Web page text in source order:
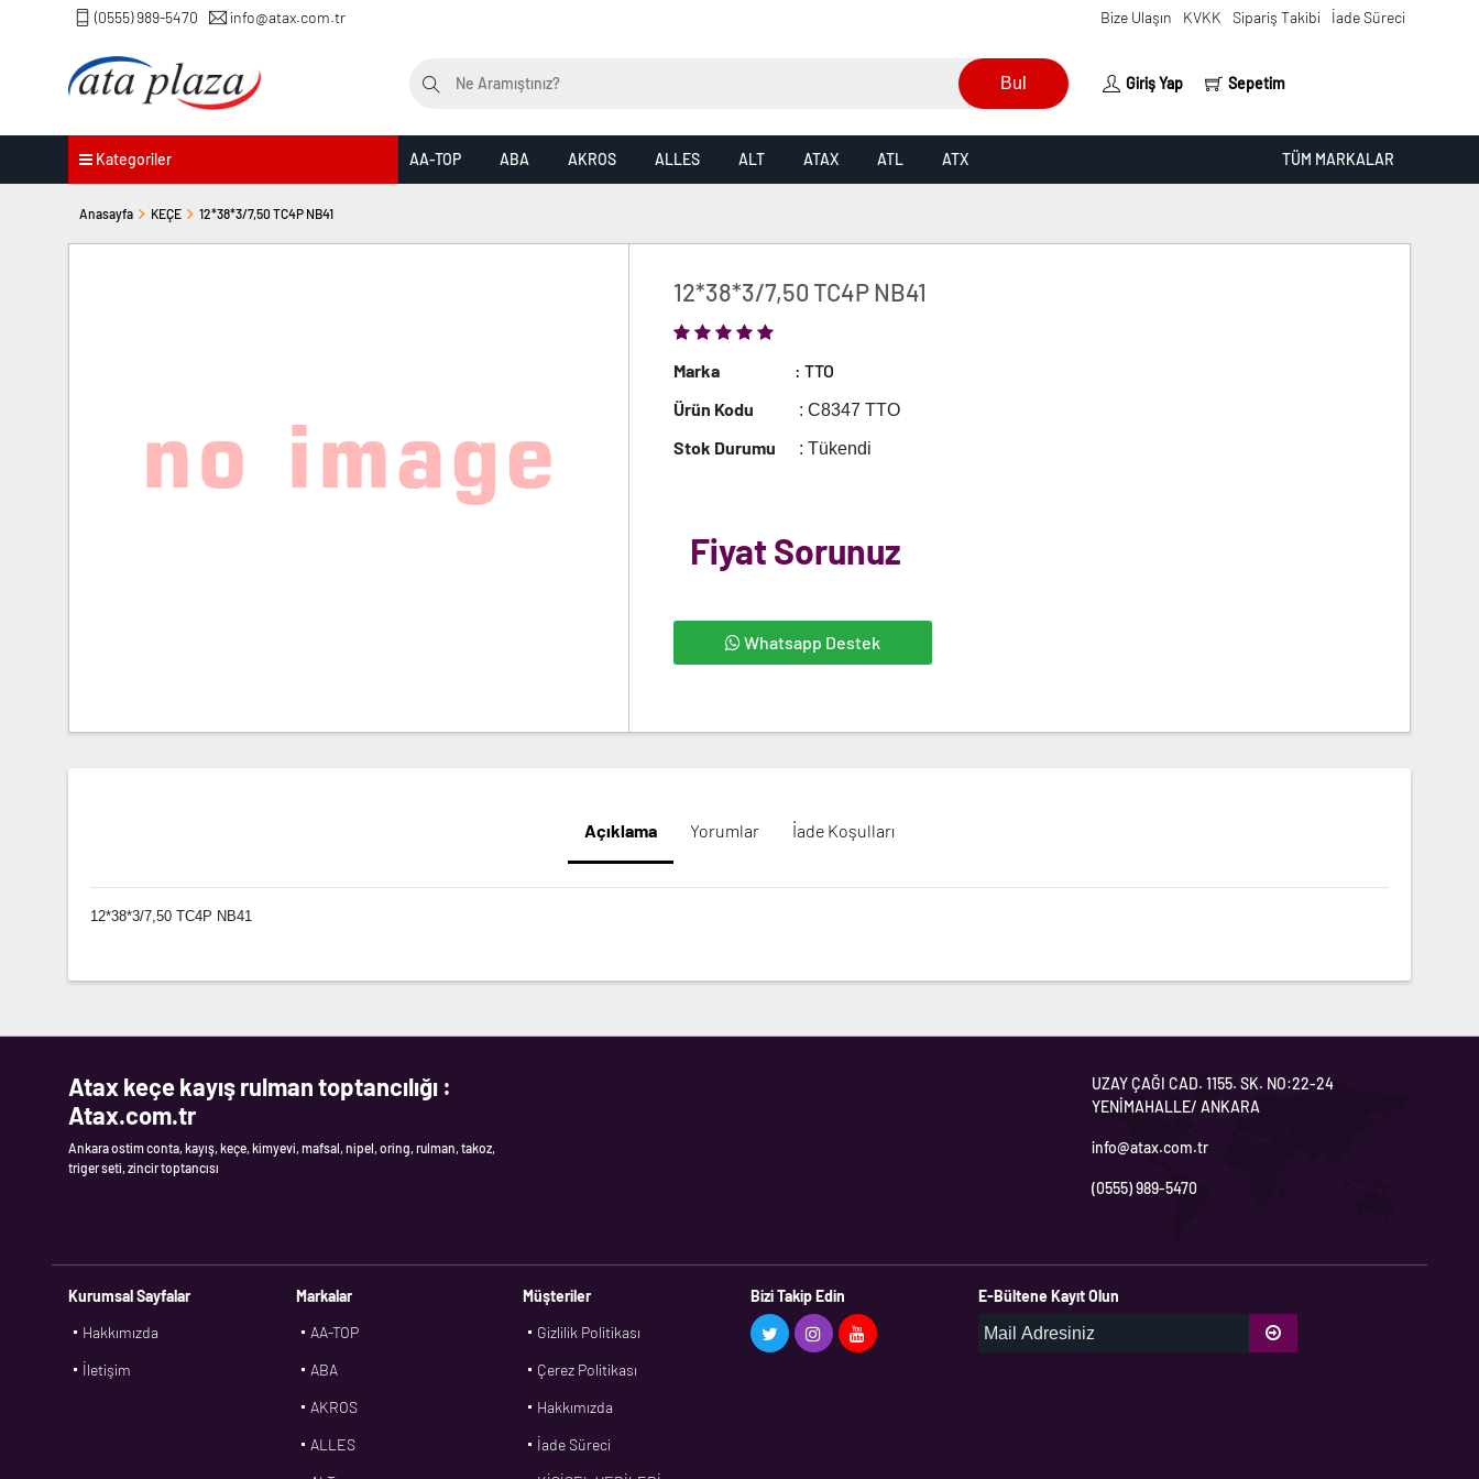
(0555) 989-5470 info@atax.com.tr Bize Ulaşın KVKK Sipariş Takibi İade Süreci
Bul Giriş Yap Sepetim
Kategoriler AA-TOP ABA AKROS ALLES ALT ATAX ATL ATX TÜM MARKALAR
Anasayfa KEÇE 12*38*3/7,50 TC4P NB41
12*38*3/7,50 TC4P NB41
Marka
: TTO
Ürün Kodu
: C8347 TTO
Stok Durumu : Tükendi
Fiyat Sorunuz
Whatsapp Destek
Açıklama Yorumlar İade Koşulları
12*38*3/7,50 TC4P NB41
Atax keçe kayış rulman toptancılığı :
Atax.com.tr
Ankara ostim conta, kayış, keçe, kimyevi, mafsal, nipel, oring, rulman, takoz,
triger seti, zincir toptancısı
UZAY ÇAĞI CAD. 1155. SK. NO:22-24
YENİMAHALLE/ ANKARA
info@atax.com.tr
(0555) 989-5470
Kurumsal Sayfalar
Hakkımızda
İletişim
Markalar
AA-TOP
ABA
AKROS
ALLES
Müşteriler
Gizlilik Politikası
Çerez Politikası
Hakkımızda
İade Süreci
Bizi Takip Edin E-Bültene Kayıt Olun